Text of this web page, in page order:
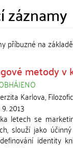
záznamy
příbuzné na
metody v
Karlova,
9. 2013
letech se
slouží jako
identity